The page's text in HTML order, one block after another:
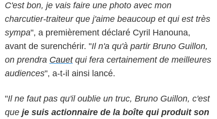
C'est bon, je vais faire une photo avec mon
charcutier-traiteur que j'aime beaucoup et qui est très
sympa", a premièrement déclaré Cyril Hanouna,
avant de surenchérir. "Il n'a qu'à partir Bruno Guillon,
on prendra Cauetqui fera certainement de meilleures
audiences", a-t-il ainsi lancé.
"Il ne faut pas qu'il oublie un truc, Bruno Guillon, c'est
que je suis actionnaire de la boîte qui produit son